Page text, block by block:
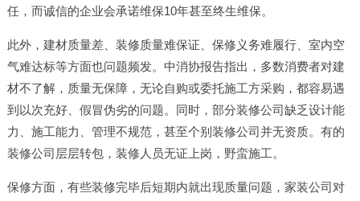
任，而诚信的企业会承诺维保10年甚至终生维保。
此外，建材质量差、装修质量难保证、保修义务难履行、室内空
气难达标等方面也问题频发。中消协报告指出，多数消费者对建
材不了解，质量无保障，无论自购或委托施工方采购，都容易遇
到以次充好、假冒伪劣的问题。同时，部分装修公司缺乏设计能
力、施工能力、管理不规范，甚至个别装修公司并无资质。有的
装修公司层层转包，装修人员无证上岗，野蛮施工。
保修方面，有些装修完毕后短期内就出现质量问题，家装公司对